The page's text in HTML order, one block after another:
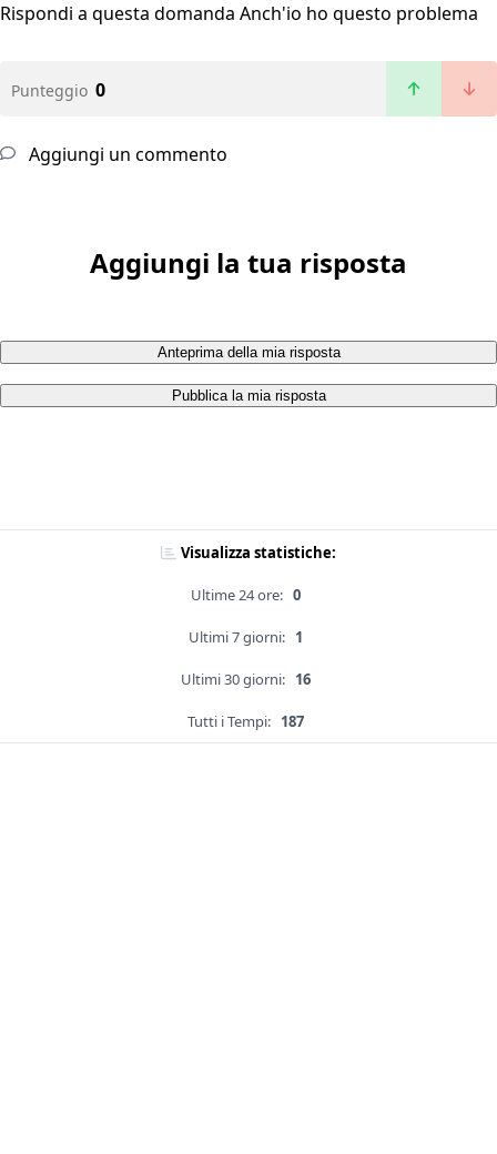
Rispondi a questa domanda Anch'io ho questo problema
Punteggio 0
Aggiungi un commento
Aggiungi la tua risposta
Anteprima della mia risposta
Pubblica la mia risposta
Visualizza statistiche:
Ultime 24 ore: 0
Ultimi 7 giorni: 1
Ultimi 30 giorni: 16
Tutti i Tempi: 187